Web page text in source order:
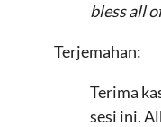
bless all
Terjemahan:
Terima
sesi ini.